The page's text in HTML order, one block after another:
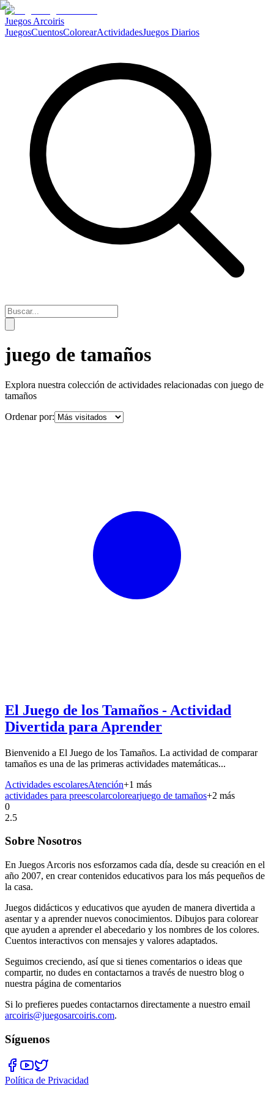
Juegos Arcoiris
JuegosCuentosColorearActividadesJuegos Diarios
juego de tamaños
Explora nuestra colección de actividades relacionadas con juego de
tamaños
Ordenar por:
El Juego de los Tamaños - Actividad
Divertida para Aprender
Bienvenido a El Juego de los Tamaños. La actividad de comparar
tamaños es una de las primeras actividades matemáticas...
Actividades escolaresAtención+1 más
actividades para preescolarcolorearjuego de tamaños+2 más
0
2.5
Sobre Nosotros
En Juegos Arcoris nos esforzamos cada día, desde su creación en el
año 2007, en crear contenidos educativos para los más pequeños de
la casa.
Juegos didácticos y educativos que ayuden de manera divertida a
asentar y a aprender nuevos conocimientos. Dibujos para colorear
que ayuden a aprender el abecedario y los nombres de los colores.
Cuentos interactivos con mensajes y valores adaptados.
Seguimos creciendo, así que si tienes comentarios o ideas que
compartir, no dudes en contactarnos a través de nuestro blog o
nuestra página de comentarios
Si lo prefieres puedes contactarnos directamente a nuestro email
arcoiris@juegosarcoiris.com.
Síguenos
Política de Privacidad